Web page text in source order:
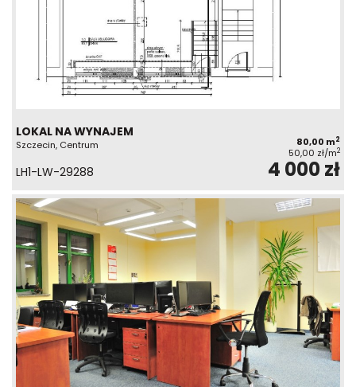
LOKAL NA WYNAJEM
Szczecin, Centrum 80,00 m2
50,00 zł/m2
LH1-LW-29288 4 000 zł